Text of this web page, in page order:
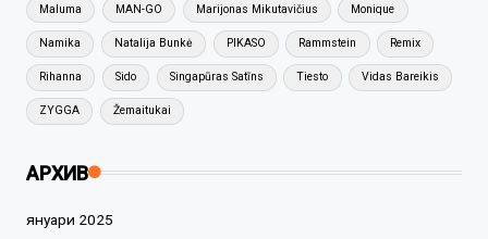
Maluma MAN-GO Marijonas Mikutavičius Monique
Namika Natalija Bunkė PIKASO Rammstein Remix
Rihanna Sido Singapūras Satīns Tiesto Vidas Bareikis
ZYGGA Žemaitukai
АРХИВ
януари 2025